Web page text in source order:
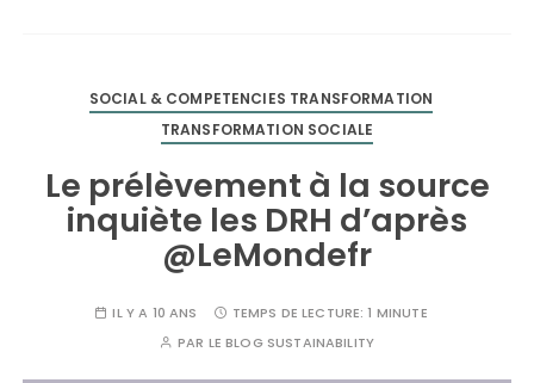
SOCIAL & COMPETENCIES TRANSFORMATION
TRANSFORMATION SOCIALE
Le prélèvement à la source
inquiète les DRH d’après
@LeMondefr
IL Y A 10 ANS TEMPS DE LECTURE:1 MINUTE
PAR LE BLOG SUSTAINABILITY